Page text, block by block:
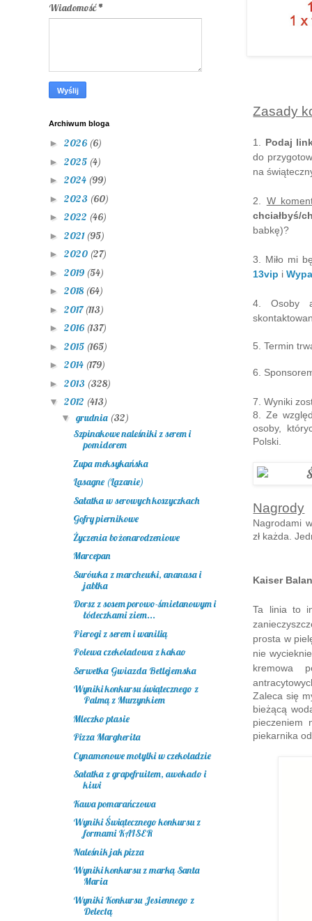
Zasady
1 Podaj
do
na świąteczn
2.
W
chciałbyś/
babkę)?
3. Miło mi
13vip i
4. Osoby
5. Termin
6.
7. Wyniki
8. Ze
osoby,
Polski.
Nagrody
Nagrodami
zł każda.
Kaiser
Ta linia to
prosta w
nie
kremowa
Zaleca się
bieżącą
pieczeniem
piekarnika
Wiadomość*
Archiwum bloga
► 2026 (6)
► 2025 (4)
► 2024 (99)
► 2023 (60)
► 2022 (46)
► 2021 (95)
► 2020 (27)
► 2019 (54)
► 2018 (64)
► 2017(113)
► 2016 (137)
► 2015 (165)
► 2014 (179)
► 2013 (328)
▼ 2012 (413)
▼ grudnia (32)
Szpinakowe naleśniki z serem i
pomidorem
Zupa meksykańska
Lasagne (Lazanie)
Sałatka w serowych koszyczkach
Gofry piernikowe
Życzenia bożonarodzeniowe
Marcepan
Surówka z marchewki, ananasa i
jabłka
Dorsz z sosem porowo-śmietanowym i
łódeczkami ziem...
Pierogi z serem i wanilią
Polewa czekoladowa z kakao
Serwetka Gwiazda Betlejemska
Wyniki konkursu świątecznego z
Palmą z Murzynkiem
Mleczko ptasie
Pizza Margherita
Cynamonowe motylki w czekoladzie
Sałatka z grapefruitem, awokado i
kiwi
Kawa pomarańczowa
Wyniki Świątecznego konkursu z
formami KAISER
Naleśnik jak pizza
Wyniki konkursu z marką Santa
Maria
Wyniki Konkursu Jesiennego z
Delectą